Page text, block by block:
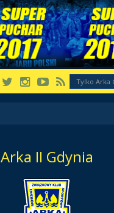
Arka II Gdynia